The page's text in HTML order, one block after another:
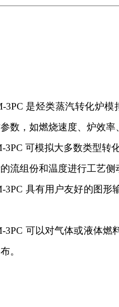
3PC 是烃类蒸汽转化炉模
数，如燃烧速度、炉效
3PC 可模拟大多数类型转
流组份和温度进行工艺
3PC 具有用户友好的图形
3PC 可以对气体或液体燃
。